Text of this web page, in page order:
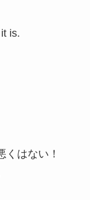
is.
くはない！